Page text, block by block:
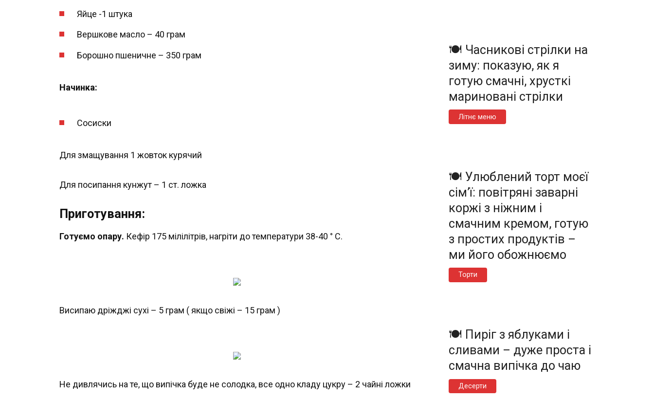
Яйце -1 штука
Вершкове масло – 40 грам
Борошно пшеничне – 350 грам
Начинка:
Сосиски
Для змащування 1 жовток курячий
Для посипання кунжут – 1 ст. ложка
Приготування:
Готуємо опару. Кефір 175 мілілітрів, нагріти до температури 38-40 ° C.
Висипаю дріжджі сухі – 5 грам ( якщо свіжі – 15 грам )
Не дивлячись на те, що випічка буде не солодка, все одно кладу цукру – 2 чайні ложки
🍽️ Часникові стрілки на
зиму: показую, як я
готую смачні, хрусткі
мариновані стрілки
Літнє меню
🍽️ Улюблений торт моєї
сім’ї: повітряні заварні
коржі з ніжним і
смачним кремом, готую
з простих продуктів –
ми його обожнюємо
Торти
🍽️ Пиріг з яблуками і
сливами – дуже проста і
смачна випічка до чаю
Десерти